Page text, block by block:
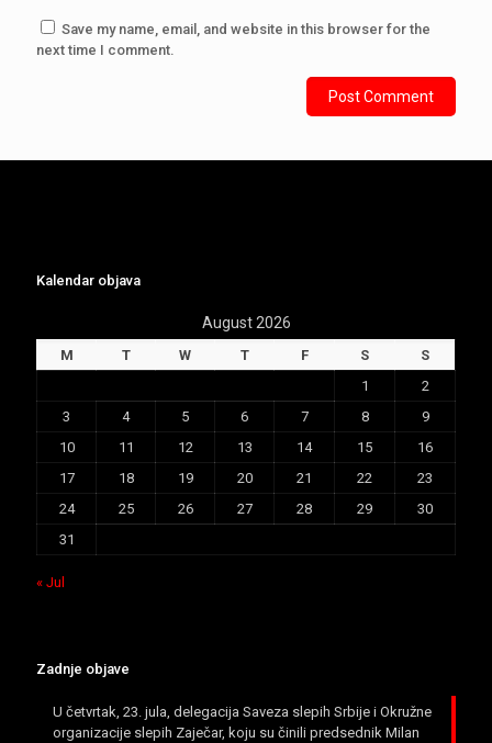
Save my name, email, and website in this browser for the
next time I comment.
Kalendar objava
August 2026
M T W T F S
S
1
2
3
4 5 6 7 8
9
10
11 12 13 14 15
16
17
18 19 20 21 22
23
24
25 26 27 28 29
30
31
« Jul
Zadnje objave
U četvrtak, 23. jula, delegacija Saveza slepih Srbije i Okružne
organizacije slepih Zaječar, koju su činili predsednik Milan